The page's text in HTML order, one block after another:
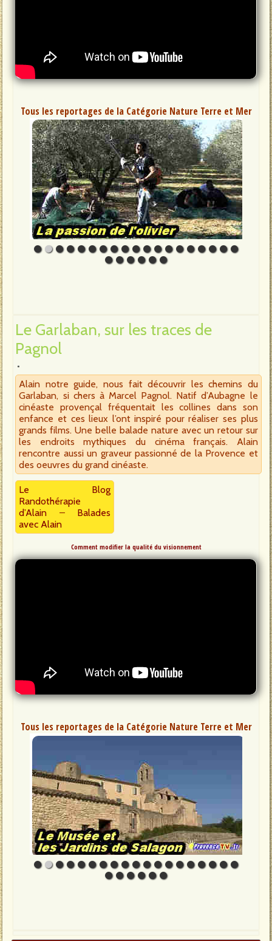
Tous les reportages de la Catégorie Nature Terre et Mer
Le Garlaban, sur les traces de
Pagnol
Alain notre guide, nous fait découvrir les chemins du
Garlaban, si chers à Marcel Pagnol. Natif d’Aubagne le
cinéaste provençal fréquentait les collines dans son
enfance et ces lieux l’ont inspiré pour réaliser ses plus
grands films. Une belle balade nature avec un retour sur
les endroits mythiques du cinéma français. Alain
rencontre aussi un graveur passionné de la Provence et
des oeuvres du grand cinéaste.
Le Blog
Randothérapie
d’Alain – Balades
avec Alain
Comment modifier la qualité du visionnement
Tous les reportages de la Catégorie Nature Terre et Mer